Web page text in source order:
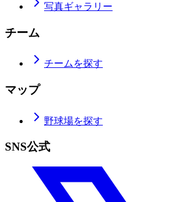
写真ギャラリー
チーム
チームを探す
マップ
野球場を探す
SNS公式